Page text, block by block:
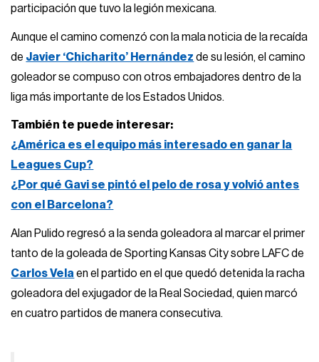
participación que tuvo la legión mexicana.
Aunque el camino comenzó con la mala noticia de la recaída
de Javier ‘Chicharito’ Hernández de su lesión, el camino
goleador se compuso con otros embajadores dentro de la
liga más importante de los Estados Unidos.
También te puede interesar:
¿América es el equipo más interesado en ganar la
Leagues Cup?
¿Por qué Gavi se pintó el pelo de rosa y volvió antes
con el Barcelona?
Alan Pulido regresó a la senda goleadora al marcar el primer
tanto de la goleada de Sporting Kansas City sobre LAFC de
Carlos Vela en el partido en el que quedó detenida la racha
goleadora del exjugador de la Real Sociedad, quien marcó
en cuatro partidos de manera consecutiva.